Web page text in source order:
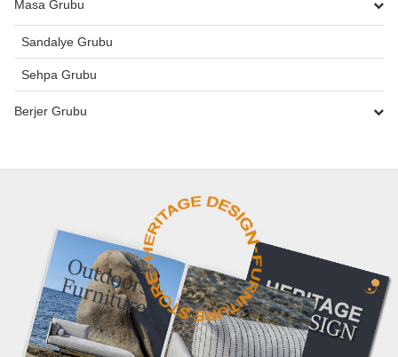
Masa Grubu
Sandalye Grubu
Sehpa Grubu
Berjer Grubu